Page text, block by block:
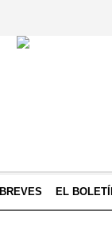
BREVES EL